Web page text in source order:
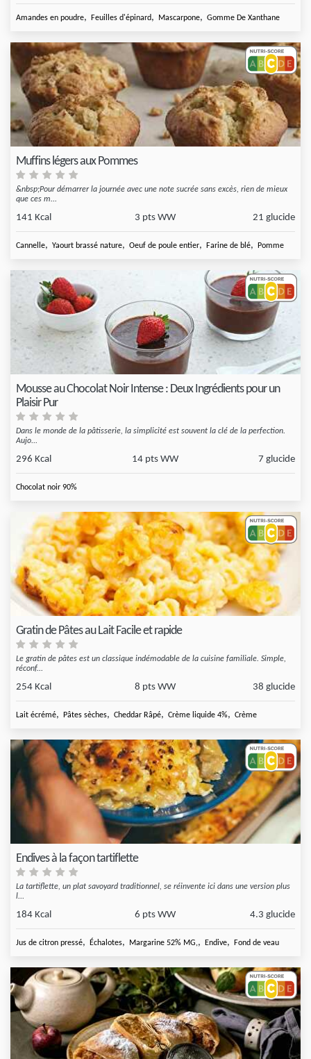
Amandes en poudre, Feuilles d'épinard, Mascarpone, Gomme De Xanthane
Muffins légers aux Pommes
&nbsp;Pour démarrer la journée avec une note sucrée sans excès, rien de mieux
que ces m...
141 Kcal 3 pts WW 21 glucide
Cannelle, Yaourt brassé nature, Oeuf de poule entier, Farine de blé, Pomme
Mousse au Chocolat Noir Intense : Deux Ingrédients pour un
Plaisir Pur
Dans le monde de la pâtisserie, la simplicité est souvent la clé de la perfection.
Aujo...
296 Kcal 14 pts WW 7 glucide
Chocolat noir 90%
Gratin de Pâtes au Lait Facile et rapide
Le gratin de pâtes est un classique indémodable de la cuisine familiale. Simple,
réconf...
254 Kcal 8 pts WW 38 glucide
Lait écrémé, Pâtes sèches, Cheddar Râpé, Crème liquide 4%, Crème
Endives à la façon tartiflette
La tartiflette, un plat savoyard traditionnel, se réinvente ici dans une version plus
l...
184 Kcal 6 pts WW 4.3 glucide
Jus de citron pressé, Échalotes, Margarine 52% MG,, Endive, Fond de veau